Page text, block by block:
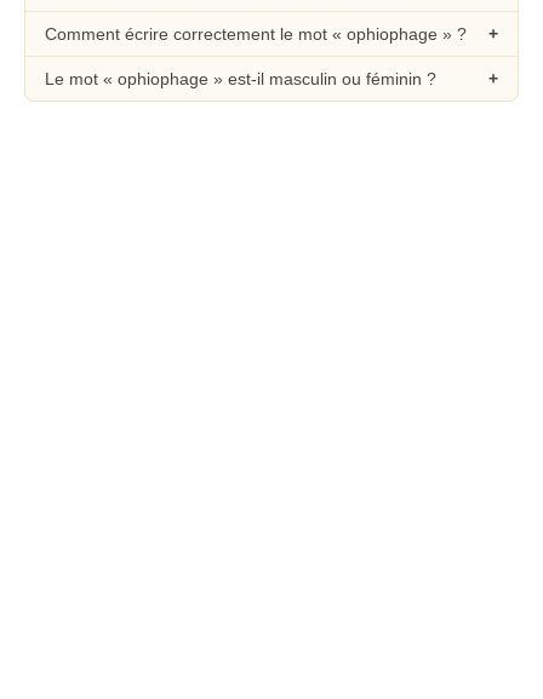
Comment écrire correctement le mot « ophiophage » ?
Le mot « ophiophage » est-il masculin ou féminin ?